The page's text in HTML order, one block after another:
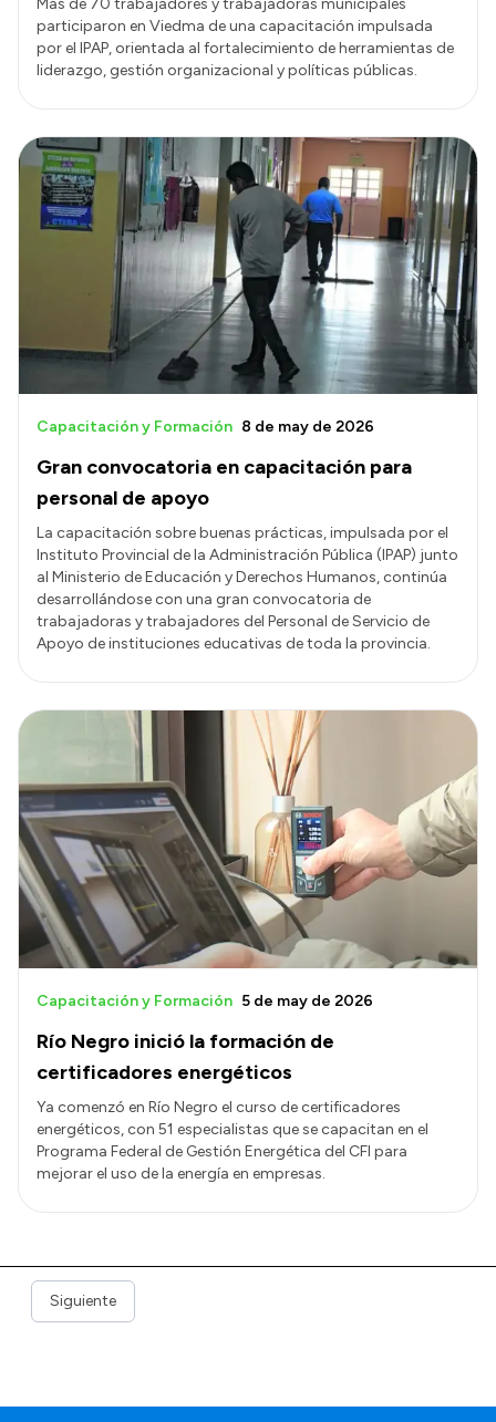
participaron en Viedma de una capacitación impulsada
por el IPAP, orientada al fortalecimiento de herramientas de
liderazgo, gestión organizacional y políticas públicas.
Gran convocatoria en capacitación para
personal de apoyo
Capacitación y Formación 8 de may de 2026
La capacitación sobre buenas prácticas, impulsada por el
Instituto Provincial de la Administración Pública (IPAP) junto
al Ministerio de Educación y Derechos Humanos, continúa
desarrollándose con una gran convocatoria de
trabajadoras y trabajadores del Personal de Servicio de
Apoyo de instituciones educativas de toda la provincia.
Río Negro inició la formación de
certificadores energéticos
Capacitación y Formación 5 de may de 2026
Ya comenzó en Río Negro el curso de certificadores
energéticos, con 51 especialistas que se capacitan en el
Programa Federal de Gestión Energética del CFI para
mejorar el uso de la energía en empresas.
Siguiente